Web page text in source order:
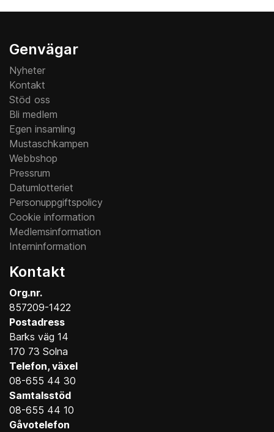
Genvägar
Nyheter
Kontakt
Stöd oss
Bli medlem
Egen insamling
Mustaschkampen
Webbshop
Pressrum
Datumlotteriet
Personuppgiftspolicy
Cookie information
Medlemsinformation
Interninformation
Kontakt
Org.nr.
857209-1422
Postadress
Barks väg 14
170 73 Solna
Telefon, växel
08-655 44 30
Samtalsstöd
08-655 44 10
Gåvotelefon